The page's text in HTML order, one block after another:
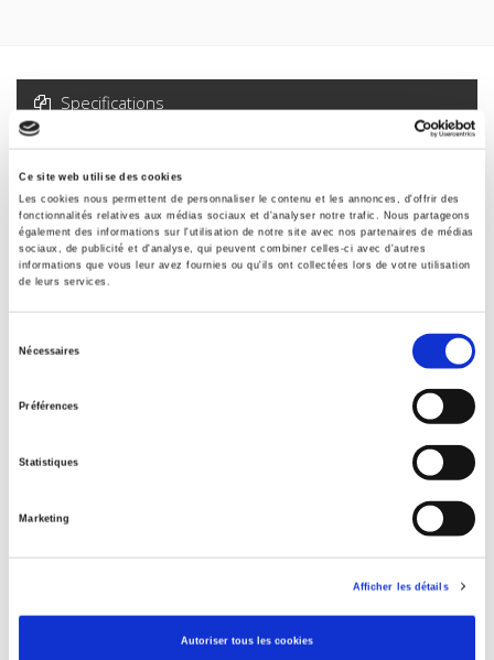
Ce site web utilise des cookies
Les cookies nous permettent de personnaliser le contenu et les annonces, d'offrir des
fonctionnalités relatives aux médias sociaux et d'analyser notre trafic. Nous partageons
également des informations sur l'utilisation de notre site avec nos partenaires de médias
sociaux, de publicité et d'analyse, qui peuvent combiner celles-ci avec d'autres
informations que vous leur avez fournies ou qu'ils ont collectées lors de votre utilisation
de leurs services.
Nécessaires
Préférences
Statistiques
Marketing
Afficher les détails
Autoriser tous les cookies
Specifications
Formats
Contents
Specifications
Presses de Sciences Po
Co-publisher
Ministère de la Culture – Département des études, de la
Author
Emmanuel Négrier
Coéditions
French